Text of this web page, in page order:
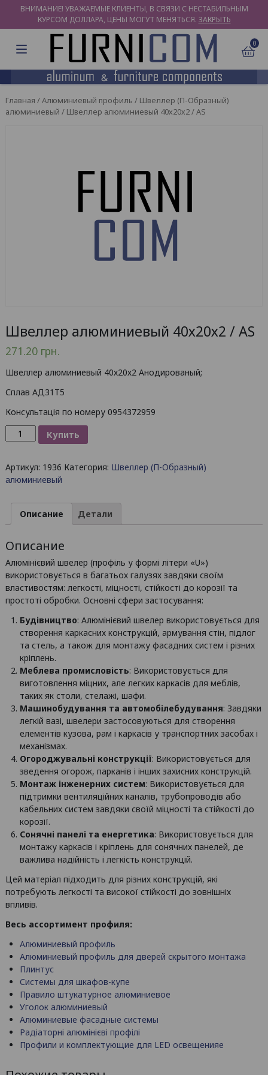
ВНИМАНИЕ! УВАЖАЕМЫЕ КЛИЕНТЫ, В СВЯЗИ С НЕСТАБИЛЬНЫМ
КУРСОМ ДОЛЛАРА, ЦЕНЫ МОГУТ МЕНЯТЬСЯ. ЗАКРЫТЬ
0
Главная /Алюминиевый профиль / Швеллер (П-Образный)
алюминиевый / Швеллер алюминиевый 40х20х2 / AS
Швеллер алюминиевый 40х20х2 / AS
271.20 грн.
Швеллер алюминиевый 40х20х2 Анодированый;
Сплав АД31Т5
Консультація по номеру 0954372959
Количество
товара
алюминиевый
40х20х2
AS
Купить
Артикул: 1936 Категория: Швеллер (П-Образный)
алюминиевый
Описание Детали
Описание
Алюмінієвий швелер (профіль у формі літери «U»)
використовується в багатьох галузях завдяки своїм
властивостям: легкості, міцності, стійкості до корозії та
простоті обробки. Основні сфери застосування:
Будівництво: Алюмінієвий швелер використовується для
створення каркасних конструкцій, армування стін, підлог
та стель, а також для монтажу фасадних систем і різних
кріплень.
Меблева промисловість: Використовується для
виготовлення міцних, але легких каркасів для меблів,
таких як столи, стелажі, шафи.
Машинобудування та автомобілебудування: Завдяки
легкій вазі, швелери застосовуються для створення
елементів кузова, рам і каркасів у транспортних засобах і
механізмах.
Огороджувальні конструкції: Використовується для
зведення огорож, парканів і інших захисних конструкцій.
Монтаж інженерних систем: Використовується для
підтримки вентиляційних каналів, трубопроводів або
кабельних систем завдяки своїй міцності та стійкості до
корозії.
Сонячні панелі та енергетика: Використовується для
монтажу каркасів і кріплень для сонячних панелей, де
важлива надійність і легкість конструкцій.
Цей матеріал підходить для різних конструкцій, які
потребують легкості та високої стійкості до зовнішніх
впливів.
Весь ассортимент профиля:
Алюминиевый профиль
Алюминиевый профиль для дверей скрытого монтажа
Плинтус
Системы для шкафов-купе
Правило штукатурное алюминиевое
Уголок алюминиевый
Алюминиевые фасадные системы
Радіаторні алюмінієві профілі
Профили и комплектующие для LED освещенияе